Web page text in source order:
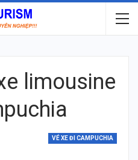
limousine
VÉ XE ĐI CAMPUCHIA